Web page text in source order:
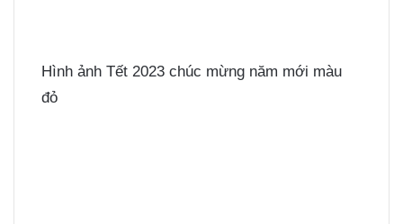
Hình ảnh Tết 2023 chúc mừng năm mới màu
đỏ